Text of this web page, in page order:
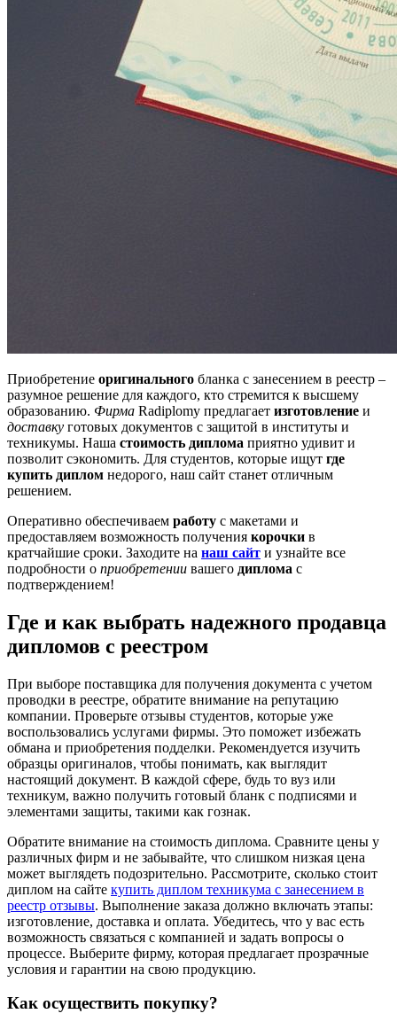
Приобретение оригинального бланка с занесением в реестр –
разумное решение для каждого, кто стремится к высшему
образованию. Фирма Radiplomy предлагает изготовление и
доставку готовых документов с защитой в институты и
техникумы. Наша стоимость диплома приятно удивит и
позволит сэкономить. Для студентов, которые ищут где
купить диплом недорого, наш сайт станет отличным
решением.
Оперативно обеспечиваем работу с макетами и
предоставляем возможность получения корочки в
кратчайшие сроки. Заходите на наш сайт и узнайте все
подробности о приобретении вашего диплома с
подтверждением!
Где и как выбрать надежного продавца
дипломов с реестром
При выборе поставщика для получения документа с учетом
проводки в реестре, обратите внимание на репутацию
компании. Проверьте отзывы студентов, которые уже
воспользовались услугами фирмы. Это поможет избежать
обмана и приобретения подделки. Рекомендуется изучить
образцы оригиналов, чтобы понимать, как выглядит
настоящий документ. В каждой сфере, будь то вуз или
техникум, важно получить готовый бланк с подписями и
элементами защиты, такими как гознак.
Обратите внимание на стоимость диплома. Сравните цены у
различных фирм и не забывайте, что слишком низкая цена
может выглядеть подозрительно. Рассмотрите, сколько стоит
диплом на сайте купить диплом техникума с занесением в
реестр отзывы. Выполнение заказа должно включать этапы:
изготовление, доставка и оплата. Убедитесь, что у вас есть
возможность связаться с компанией и задать вопросы о
процессе. Выберите фирму, которая предлагает прозрачные
условия и гарантии на свою продукцию.
Как осуществить покупку?